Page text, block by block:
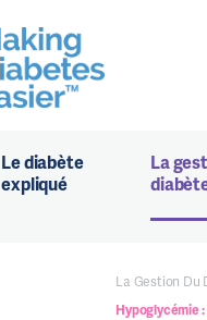
Le diabète
expliqué
La
La Gestion Du
Hypoglycémie